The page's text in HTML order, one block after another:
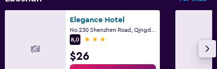
Elegance Hotel
8,0
3 estrellas
$26